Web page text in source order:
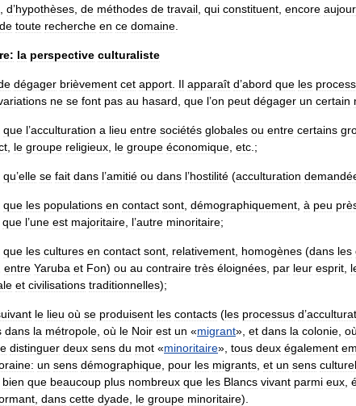
d’hypothèses de méthodes de travail qui constituent encore
de toute recherche en ce domaine
la perspective culturaliste
dégager brièvement cet apport Il apparaît d’abord que les
ne se font pas au hasard que l’on peut dégager un certain
que l’acculturation a lieu entre sociétés globales ou entre certains
le groupe religieux le groupe économique etc .;
qu’elle se fait dans l’amitié ou dans l’hostilité (acculturation
que les populations en contact sont démographiquement à peu
que l’une est majoritaire l’autre minoritaire;
que les cultures en contact sont relativement homogènes (dans les
entre Yaruba et Fon) ou au contraire très éloignées par leur esprit
et civilisations traditionnelles);
le lieu où se produisent les contacts (les processus d’
dans la métropole où le Noir est un «migrant», et dans la colonie où
distinguer deux sens du mot «minoritaire», tous deux également
un sens démographique pour les migrants et un sens
bien que beaucoup plus nombreux que les Blancs vivant parmi eux
dans cette dyade le groupe minoritaire).